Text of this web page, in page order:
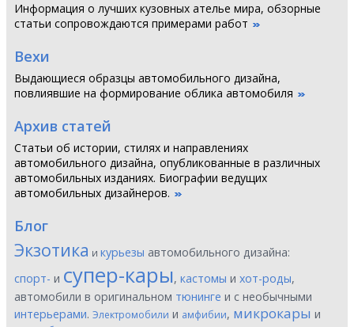
Информация о лучших кузовных ателье мира, обзорные
статьи сопровождаются примерами работ
Вехи
Выдающиеся образцы автомобильного дизайна,
повлиявшие на формирование облика автомобиля
Архив статей
Статьи об истории, стилях и направлениях
автомобильного дизайна, опубликованные в различных
автомобильных изданиях. Биографии ведущих
автомобильных дизайнеров.
Блог
Экзотика и курьезы автомобильного дизайна:
спорт- и супер-кары, кастомы и хот-роды,
автомобили в оригинальном тюнинге и с необычными
интерьерами. Электромобили и амфибии, микрокары и